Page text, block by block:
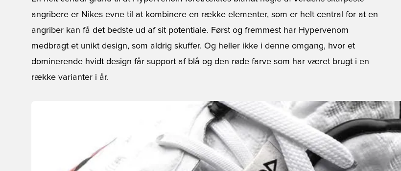
angribere er Nikes evne til at kombinere en række elementer, som er helt central for at en
angriber kan få det bedste ud af sit potentiale. Først og fremmest har Hypervenom
medbragt et unikt design, som aldrig skuffer. Og heller ikke i denne omgang, hvor et
dominerende hvidt design får support af blå og den røde farve som har været brugt i en
række varianter i år.